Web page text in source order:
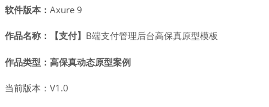
软件版本： Axure 9
作品名称：【支付】 B端支付管理后台高保真原型模板
作品类型：高保真动态原型案例
当前版本：V1.0